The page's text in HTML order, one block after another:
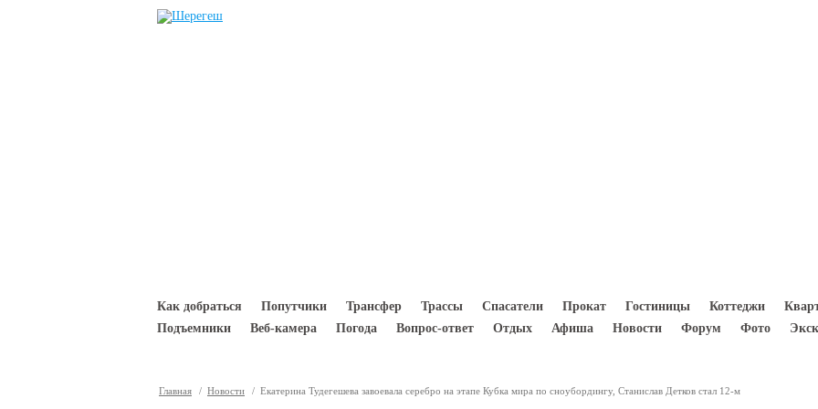
Перейти к основному содержанию
Как добраться Попутчики Трансфер Трассы Спасатели Прокат Гостиницы Коттеджи
Подъемники
Веб-камера Погода Вопрос-ответ Отдых Афиша Новости Форум Фото
Главная / Новости / Екатерина Тудегешева завоевала серебро на этапе Кубка мира по сноубордингу, Станислав Детков стал 12-м